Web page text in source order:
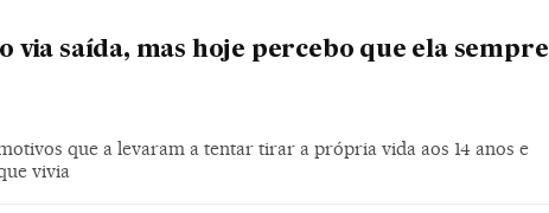
via saída, mas hoje percebo que ela sempre
que a levaram a tentar tirar a própria vida aos 14 anos e
vivia